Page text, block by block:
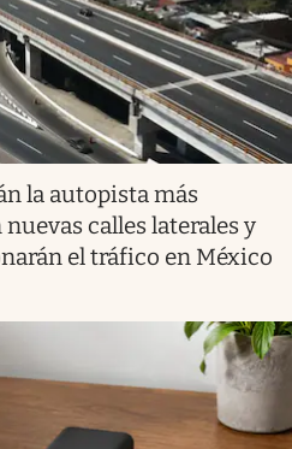
la autopista más
calles laterales y
el tráfico en México